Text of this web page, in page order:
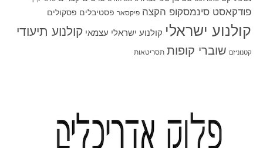
פודקאסט סינמסקופ הקצה פיקסאר פסטיבלים פסקולים
קולנוע ישראלי קולנוע ישראלי עצמאי קולנוע תיעודי
קטנוניזם שוברי קופות תסריטאות